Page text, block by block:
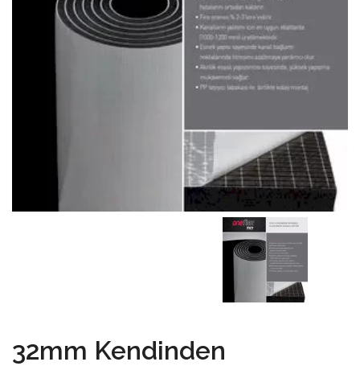
32mm Kendinden